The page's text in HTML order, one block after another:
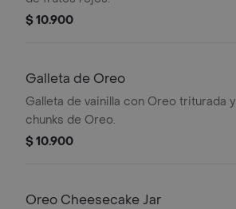
$ 10.900
Galleta de Oreo
Galleta de vainilla con Oreo triturada y
chunks de Oreo.
$ 10.900
Oreo Cheesecake Jar